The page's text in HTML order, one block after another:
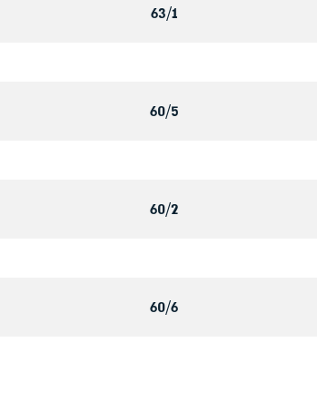
63/1
60/5
60/2
60/6